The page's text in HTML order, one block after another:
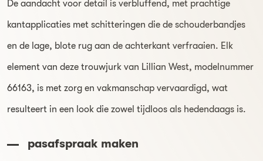
De aandacht voor detail is verbluffend, met prachtige
kantapplicaties met schitteringen die de schouderbandjes
en de lage, blote rug aan de achterkant verfraaien. Elk
element van deze trouwjurk van Lillian West, modelnummer
66163, is met zorg en vakmanschap vervaardigd, wat
resulteert in een look die zowel tijdloos als hedendaags is.
pasafspraak maken